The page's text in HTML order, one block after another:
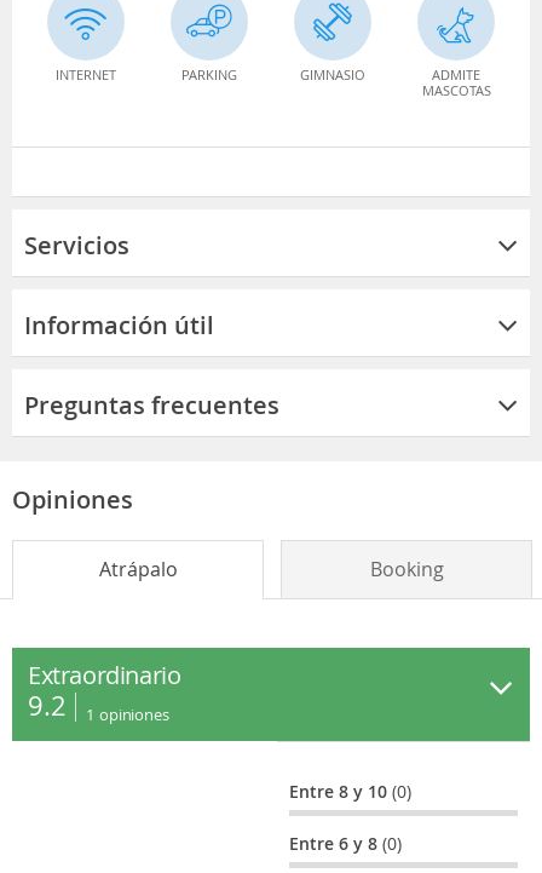
INTERNET PARKING GIMNASIO
ADMITE
MASCOTAS
Servicios
Información útil
Preguntas frecuentes
Opiniones
Atrápalo Booking
Extraordinario
9.2 1 opiniones
Entre 8 y 10(0)
Entre 6 y 8(0)